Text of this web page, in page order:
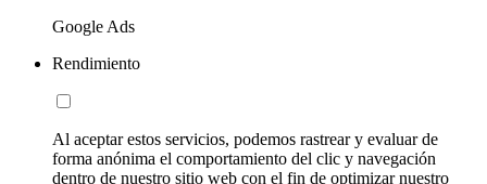
Google Ads
Rendimiento
Al aceptar estos servicios, podemos rastrear y evaluar de
forma anónima el comportamiento del clic y navegación
dentro de nuestro sitio web con el fin de optimizar nuestro